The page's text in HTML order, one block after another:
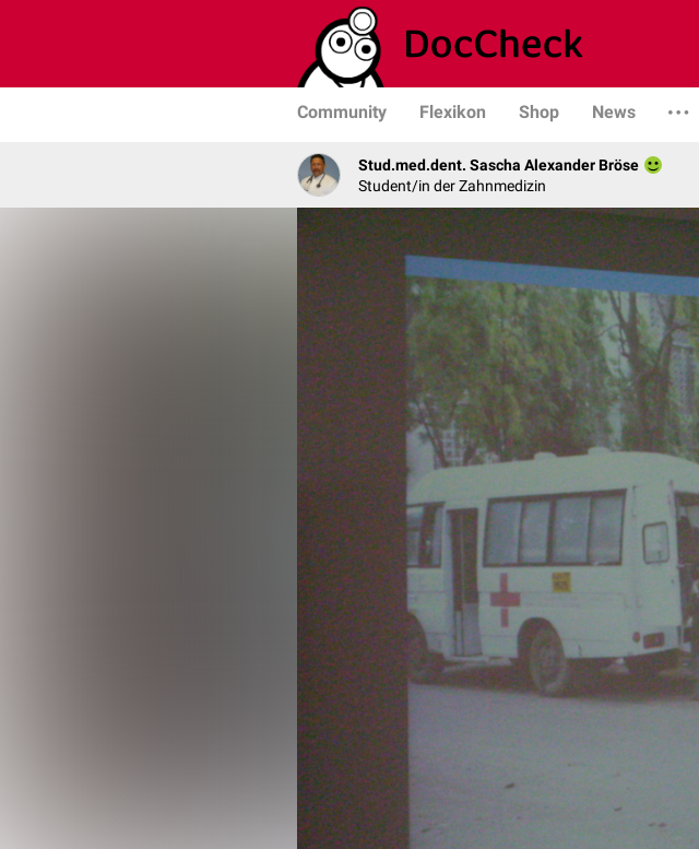
Community Flexikon Shop News
Stud.med.dent. Sascha Alexander Bröse
Student/in der Zahnmedizin